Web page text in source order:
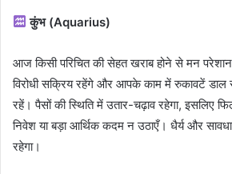
कुंभ (Aquarius)
आज किसी परिचित की सेहत खराब होने से मन परेशान
विरोधी सक्रिय रहेंगे और आपके काम में रुकावटें
रहें। पैसों की स्थिति में उतार-चढ़ाव रहेगा, इसलिए
निवेश या बड़ा आर्थिक कदम न उठाएँ। धैर्य और
रहेगा।